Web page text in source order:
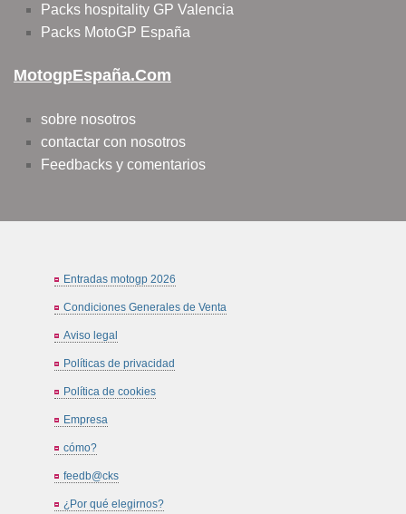
Packs hospitality GP Valencia
Packs MotoGP España
MotogpEspaña.com
sobre nosotros
contactar con nosotros
Feedbacks y comentarios
Entradas motogp 2026
Condiciones Generales de Venta
Aviso legal
Políticas de privacidad
Política de cookies
Empresa
cómo?
feedb@cks
¿Por qué elegirnos?